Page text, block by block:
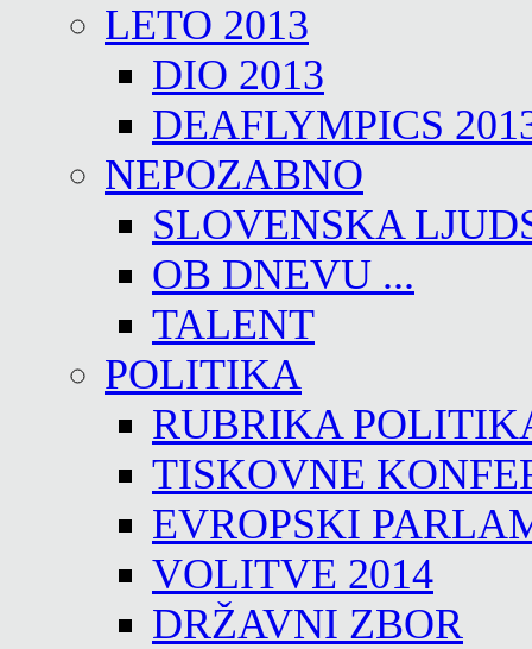
LETO 2013
DIO 2013
DEAFLYMPICS
NEPOZABNO
SLOVENSKA
OB DNEVU ...
TALENT
POLITIKA
RUBRIKA
TISKOVNE
EVROPSKI
VOLITVE 2014
DRŽAVNI ZBOR